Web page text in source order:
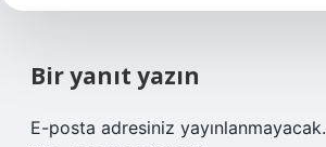
Bir yanıt yazın
E-posta adresiniz yayınlanmayacak.